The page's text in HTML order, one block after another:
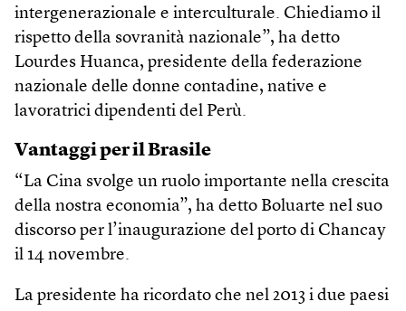
intergenerazionale e interculturale. Chiediamo il
rispetto della sovranità nazionale”, ha detto
Lourdes Huanca, presidente della federazione
nazionale delle donne contadine, native e
lavoratrici dipendenti del Perù.
Vantaggi per il Brasile
“La Cina svolge un ruolo importante nella crescita
della nostra economia”, ha detto Boluarte nel suo
discorso per l’inaugurazione del porto di Chancay
il 14 novembre.
La presidente ha ricordato che nel 2013 i due paesi